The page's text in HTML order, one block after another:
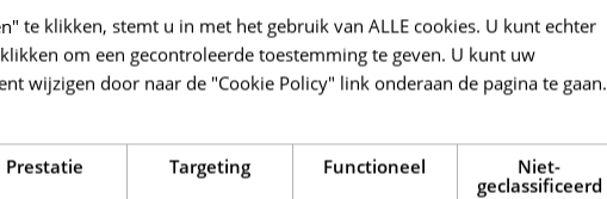
te klikken, stemt u in met het gebruik van ALLE cookies. U kunt echter
om een gecontroleerde toestemming te geven. U kunt uw
wijzigen door naar de "Cookie Policy" link onderaan de pagina te gaan.
Prestatie Targeting Functioneel
Niet-
geclassificeerd